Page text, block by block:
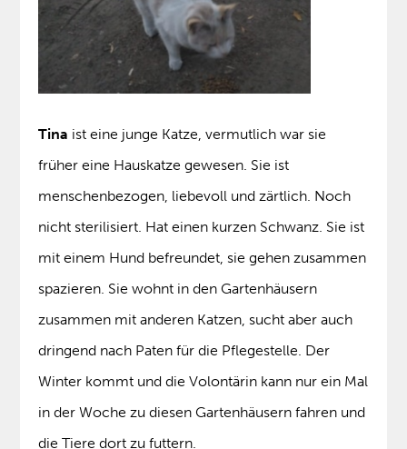
Tina ist eine junge Katze, vermutlich war sie
früher eine Hauskatze gewesen. Sie ist
menschenbezogen, liebevoll und zärtlich. Noch
nicht sterilisiert. Hat einen kurzen Schwanz. Sie ist
mit einem Hund befreundet, sie gehen zusammen
spazieren. Sie wohnt in den Gartenhäusern
zusammen mit anderen Katzen, sucht aber auch
dringend nach Paten für die Pflegestelle. Der
Winter kommt und die Volontärin kann nur ein Mal
in der Woche zu diesen Gartenhäusern fahren und
die Tiere dort zu futtern.